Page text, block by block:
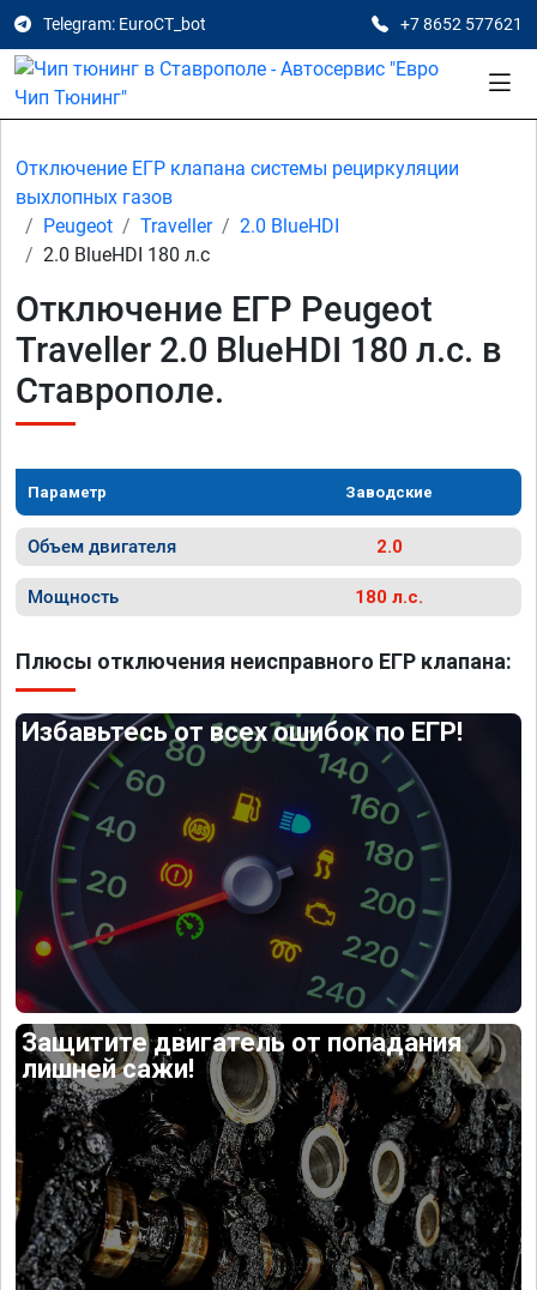
Telegram: EuroCT_bot +7 8652 577621
Отключение ЕГР клапана системы рециркуляции
выхлопных газов
Peugeot
Traveller
2.0 BlueHDI
2.0 BlueHDI 180 л.с
Отключение ЕГР Peugeot
Traveller 2.0 BlueHDI 180 л.с. в
Ставрополе.
Параметр Заводские
Объем двигателя 2.0
Мощность 180 л.с.
Плюсы отключения неисправного ЕГР клапана:
Избавьтесь от всех ошибок по ЕГР!
Защитите двигатель от попадания
лишней сажи!